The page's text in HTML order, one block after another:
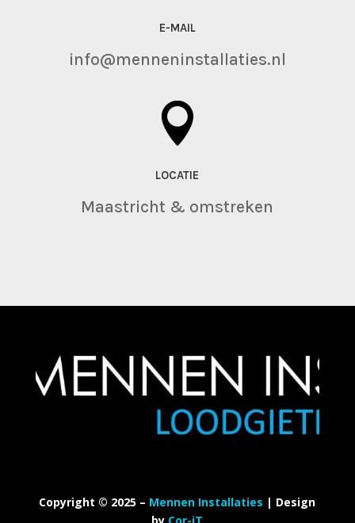
E-MAIL
info@menneninstallaties.nl

LOCATIE
Maastricht & omstreken
Copyright © 2025 – Mennen Installaties | Design